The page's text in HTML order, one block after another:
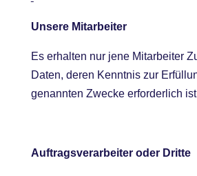
Unsere Mitarbeiter
Es erhalten nur jene Mitarbeiter
Daten, deren Kenntnis zur
genannten Zwecke erforderlich
Auftragsverarbeiter oder Dritte